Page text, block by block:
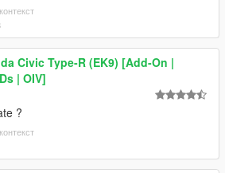
Civic Type-R (EK9) [Add-On |
| OIV]
?